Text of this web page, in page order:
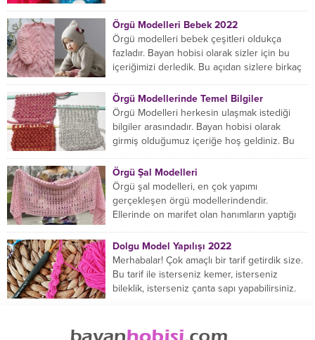
Örgü Modelleri Bebek 2022
Örgü modelleri bebek çeşitleri oldukça
fazladır. Bayan hobisi olarak sizler için bu
içeriğimizi derledik. Bu açıdan sizlere birkaç
Örgü Modellerinde Temel Bilgiler
Örgü Modelleri herkesin ulaşmak istediği
bilgiler arasındadır. Bayan hobisi olarak
girmiş olduğumuz içeriğe hoş geldiniz. Bu
Örgü Şal Modelleri
Örgü şal modelleri, en çok yapımı
gerçekleşen örgü modellerindendir.
Ellerinde on marifet olan hanımların yaptığı
Dolgu Model Yapılışı 2022
Merhabalar! Çok amaçlı bir tarif getirdik size.
Bu tarif ile isterseniz kemer, isterseniz
bileklik, isterseniz çanta sapı yapabilirsiniz.